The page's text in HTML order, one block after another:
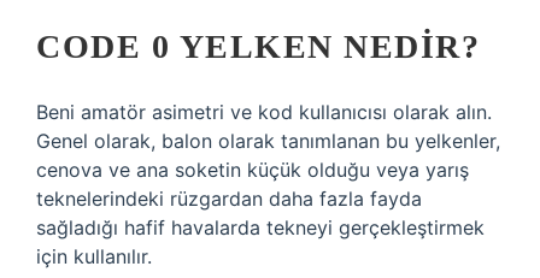
CODE 0 YELKEN NEDIR?
Beni amatör asimetri ve kod kullanıcısı olarak alın.
Genel olarak, balon olarak tanımlanan bu yelkenler,
cenova ve ana soketin küçük olduğu veya yarış
teknelerindeki rüzgardan daha fazla fayda
sağladığı hafif havalarda tekneyi gerçekleştirmek
için kullanılır.